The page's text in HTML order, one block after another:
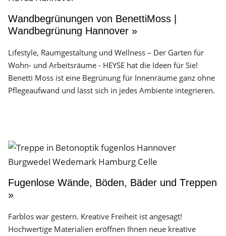
Wandbegrünungen von BenettiMoss |
Wandbegrünung Hannover »
Lifestyle, Raumgestaltung und Wellness – Der Garten für
Wohn- und Arbeitsräume - HEYSE hat die Ideen für Sie!
Benetti Moss ist eine Begrünung für Innenräume ganz ohne
Pflegeaufwand und lässt sich in jedes Ambiente integrieren.
Fugenlose Wände, Böden, Bäder und Treppen
»
Farblos war gestern. Kreative Freiheit ist angesagt!
Hochwertige Materialien eröffnen Ihnen neue kreative